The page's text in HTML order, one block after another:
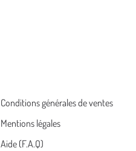
Conditions générales de ventes
Mentions légales
Aide (F.A.Q)